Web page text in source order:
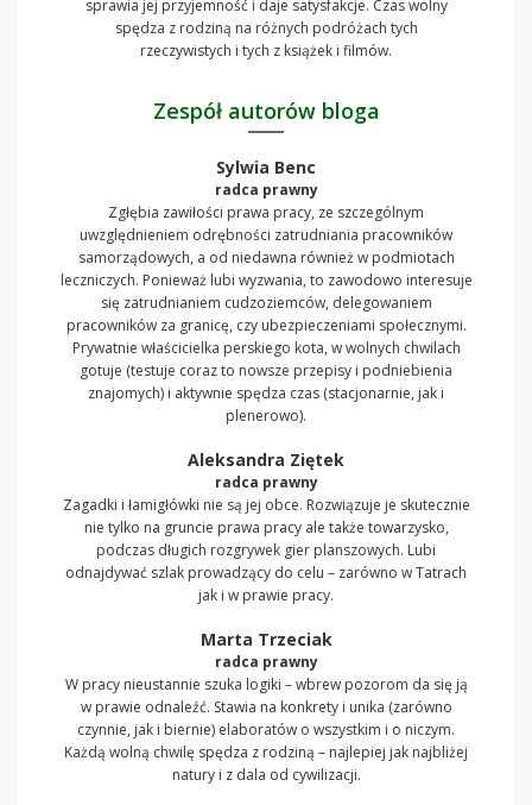
sprawia jej przyjemność i daje satysfakcje. Czas wolny
spędza z rodziną na różnych podróżach tych
rzeczywistych i tych z książek i filmów.
Zespół autorów bloga
Sylwia Benc
radca prawny
Zgłębia zawiłości prawa pracy, ze szczególnym
uwzględnieniem odrębności zatrudniania pracowników
samorządowych, a od niedawna również w podmiotach
leczniczych. Ponieważ lubi wyzwania, to zawodowo interesuje
się zatrudnianiem cudzoziemców, delegowaniem
pracowników za granicę, czy ubezpieczeniami społecznymi.
Prywatnie właścicielka perskiego kota, w wolnych chwilach
gotuje (testuje coraz to nowsze przepisy i podniebienia
znajomych) i aktywnie spędza czas (stacjonarnie, jak i
plenerowo).
Aleksandra Ziętek
radca prawny
Zagadki i łamigłówki nie są jej obce. Rozwiązuje je skutecznie
nie tylko na gruncie prawa pracy ale także towarzysko,
podczas długich rozgrywek gier planszowych. Lubi
odnajdywać szlak prowadzący do celu – zarówno w Tatrach
jak i w prawie pracy.
Marta Trzeciak
radca prawny
W pracy nieustannie szuka logiki – wbrew pozorom da się ją
w prawie odnaleźć. Stawia na konkrety i unika (zarówno
czynnie, jak i biernie) elaboratów o wszystkim i o niczym.
Każdą wolną chwilę spędza z rodziną – najlepiej jak najbliżej
natury i z dala od cywilizacji.